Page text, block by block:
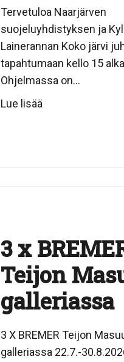
Tervetuloa Naarjärven
suojeluyhdistyksen ja
Lainerannan Koko järvi
tapahtumaan kello 15
Ohjelmassa on...
Lue lisää
3 x
Teijon
galleriassa
3 X BREMER Teijon
galleriassa 22.7.-